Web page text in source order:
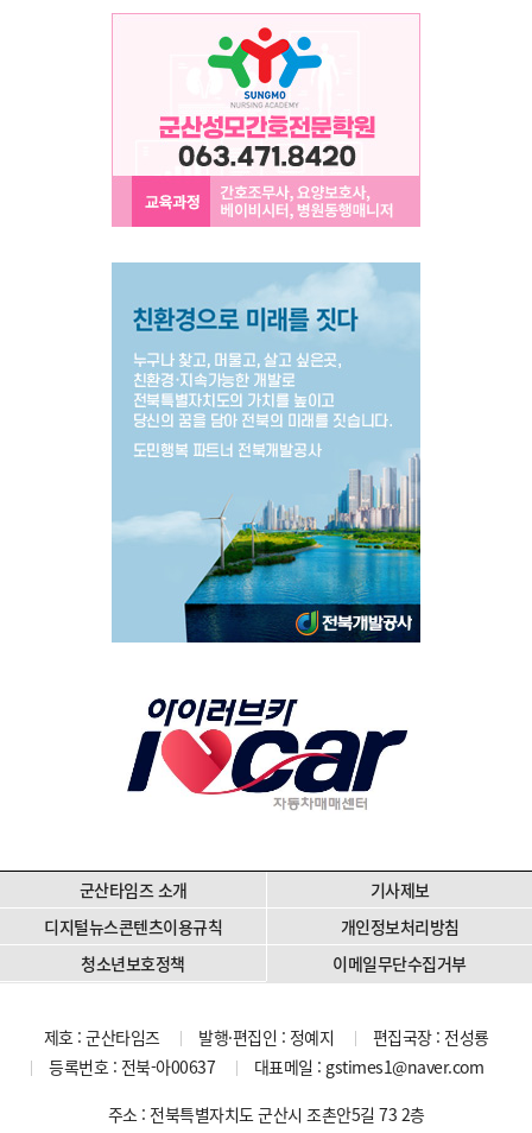
군산타임즈 소개
기사제보
디지털뉴스콘텐츠이용규칙
개인정보처리방침
청소년보호정책
이메일무단수집거부
제호 : 군산타임즈 발행·편집인 : 정예지
편집국장 : 전성룡
등록번호 : 전북-아00637
대표메일 : gstimes1@naver.com
주소 : 전북특별자치도 군산시 조촌안5길 73 2층